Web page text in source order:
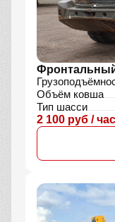
Фронтальный
Объём ковша
Тип шасси
2 100 руб / час